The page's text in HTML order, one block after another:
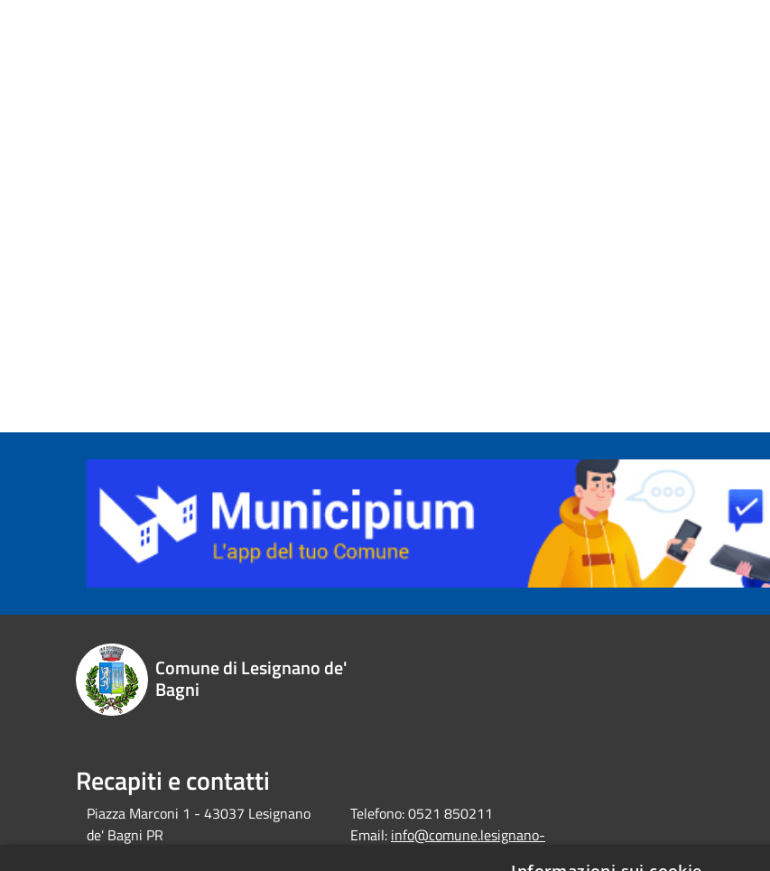
Comune di Lesignano de'
Bagni
Recapiti e contatti
Piazza Marconi 1 - 43037 Lesignano
de' Bagni PR
Telefono:0521 850211
Email: info@comune.lesignano-